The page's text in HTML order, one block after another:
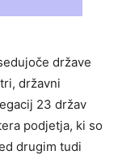
države
državni
23 držav
podjetja, ki so
drugim tudi